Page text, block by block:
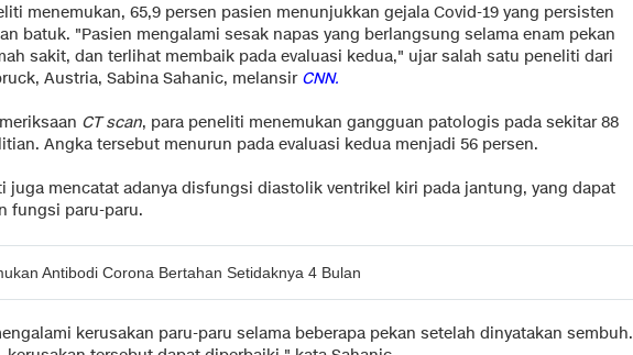
menemukan, 65,9 persen pasien menunjukkan gejala Covid-19 yang persisten
batuk. "Pasien mengalami sesak napas yang berlangsung selama enam pekan
sakit, dan terlihat membaik pada evaluasi kedua," ujar salah satu peneliti dari
Austria, Sabina Sahanic, melansir CNN.
CT scan, para peneliti menemukan gangguan patologis pada sekitar 88
Angka tersebut menurun pada evaluasi kedua menjadi 56 persen.
juga mencatat adanya disfungsi diastolik ventrikel kiri pada jantung, yang dapat
fungsi paru-paru.
Antibodi Corona Bertahan Setidaknya 4 Bulan
kerusakan paru-paru selama beberapa pekan setelah dinyatakan sembuh.